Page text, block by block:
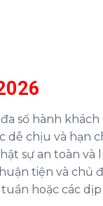
số hành
dễ chịu và
sự an toàn
tiện và chủ
hoặc các